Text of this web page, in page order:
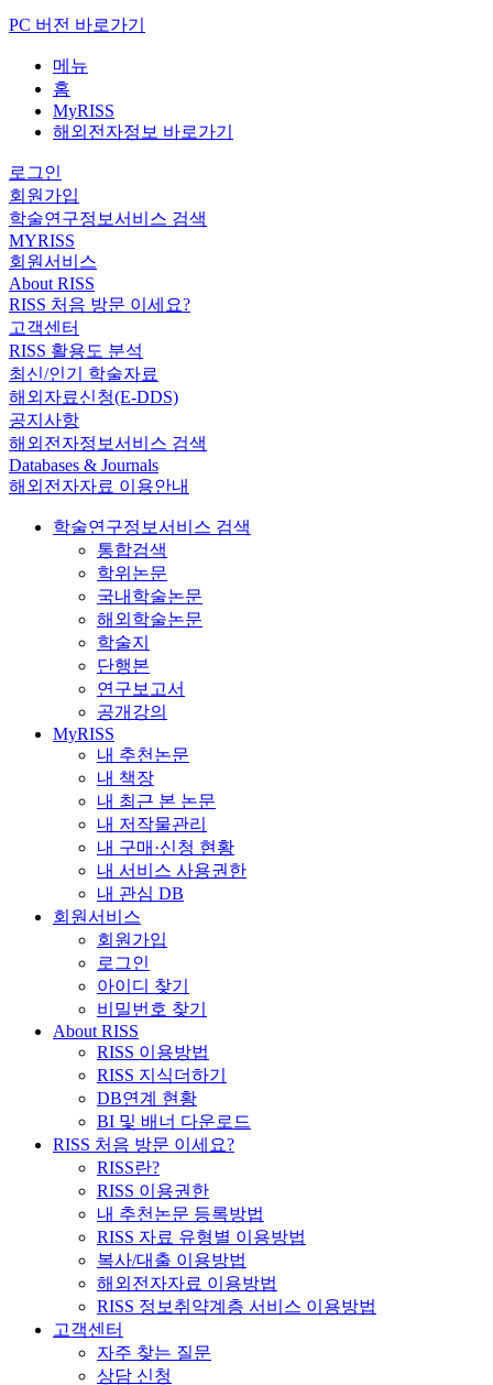
PC 버전 바로가기
메뉴
홈
MyRISS
해외전자정보 바로가기
로그인
회원가입
학술연구정보서비스 검색
MYRISS
회원서비스
About RISS
RISS 처음 방문 이세요?
고객센터
RISS 활용도 분석
최신/인기 학술자료
해외자료신청(E-DDS)
공지사항
해외전자정보서비스 검색
Databases & Journals
해외전자자료 이용안내
학술연구정보서비스 검색
통합검색
학위논문
국내학술논문
해외학술논문
학술지
단행본
연구보고서
공개강의
MyRISS
내 추천논문
내 책장
내 최근 본 논문
내 저작물관리
내 구매·신청 현황
내 서비스 사용권한
내 관심 DB
회원서비스
회원가입
로그인
아이디 찾기
비밀번호 찾기
About RISS
RISS 이용방법
RISS 지식더하기
DB연계 현황
BI 및 배너 다운로드
RISS 처음 방문 이세요?
RISS란?
RISS 이용권한
내 추천논문 등록방법
RISS 자료 유형별 이용방법
복사/대출 이용방법
해외전자자료 이용방법
RISS 정보취약계층 서비스 이용방법
고객센터
자주 찾는 질문
상담 신청